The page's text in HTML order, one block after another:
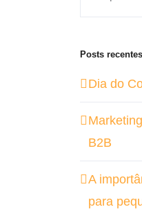
Posts recentes
Dia do
B2B
A
para